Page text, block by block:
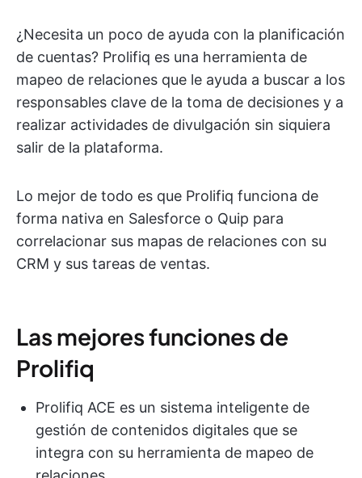
¿Necesita un poco de ayuda con la planificación
de cuentas? Prolifiq es una herramienta de
mapeo de relaciones que le ayuda a buscar a los
responsables clave de la toma de decisiones y a
realizar actividades de divulgación sin siquiera
salir de la plataforma.
Lo mejor de todo es que Prolifiq funciona de
forma nativa en Salesforce o Quip para
correlacionar sus mapas de relaciones con su
CRM y sus tareas de ventas.
Las mejores funciones de
Prolifiq
Prolifiq ACE es un sistema inteligente de
gestión de contenidos digitales que se
integra con su herramienta de mapeo de